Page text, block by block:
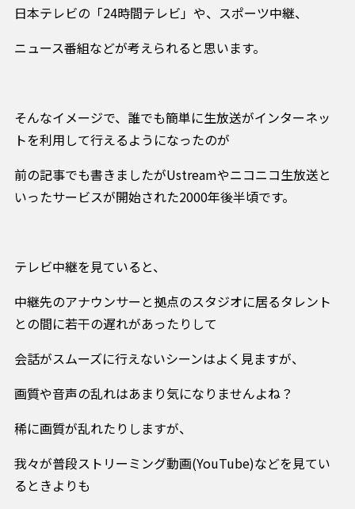
日本テレビの「24時間テレビ」や、スポーツ中継、
ニュース番組などが考えられると思います。
そんなイメージで、誰でも簡単に生放送がインターネッ
トを利用して行えるようになったのが
前の記事でも書きましたがUstreamやニコニコ生放送と
いったサービスが開始された2000年後半頃です。
テレビ中継を見ていると、
中継先のアナウンサーと拠点のスタジオに居るタレント
との間に若干の遅れがあったりして
会話がスムーズに行えないシーンはよく見ますが、
画質や音声の乱れはあまり気になりませんよね？
稀に画質が乱れたりしますが、
我々が普段ストリーミング動画(YouTube)などを見てい
るときよりも